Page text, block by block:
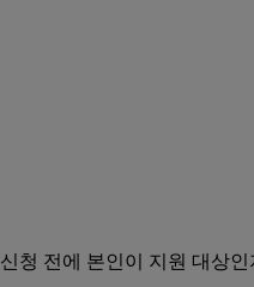
신청 전에 본인이 지원 대상